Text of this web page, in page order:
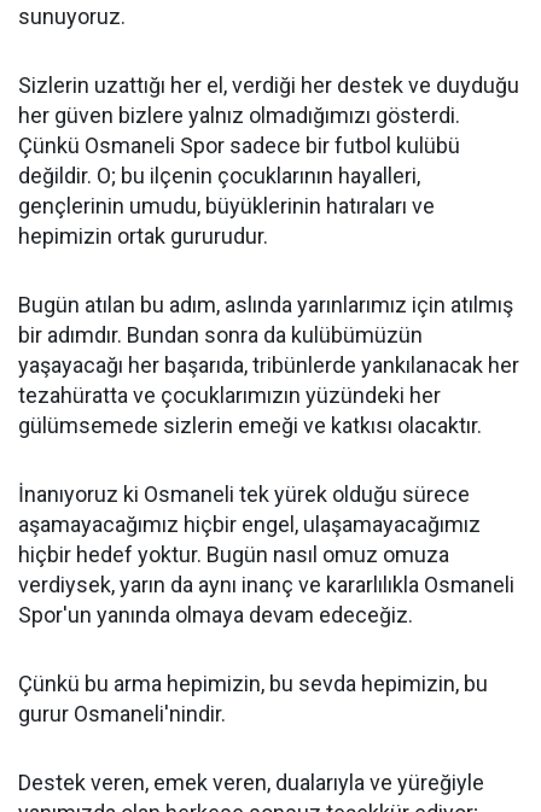
sunuyoruz.
Sizlerin uzattığı her el, verdiği her destek ve duyduğu
her güven bizlere yalnız olmadığımızı gösterdi.
Çünkü Osmaneli Spor sadece bir futbol kulübü
değildir. O; bu ilçenin çocuklarının hayalleri,
gençlerinin umudu, büyüklerinin hatıraları ve
hepimizin ortak gururudur.
Bugün atılan bu adım, aslında yarınlarımız için atılmış
bir adımdır. Bundan sonra da kulübümüzün
yaşayacağı her başarıda, tribünlerde yankılanacak her
tezahüratta ve çocuklarımızın yüzündeki her
gülümsemede sizlerin emeği ve katkısı olacaktır.
İnanıyoruz ki Osmaneli tek yürek olduğu sürece
aşamayacağımız hiçbir engel, ulaşamayacağımız
hiçbir hedef yoktur. Bugün nasıl omuz omuza
verdiysek, yarın da aynı inanç ve kararlılıkla Osmaneli
Spor'un yanında olmaya devam edeceğiz.
Çünkü bu arma hepimizin, bu sevda hepimizin, bu
gurur Osmaneli'nindir.
Destek veren, emek veren, dualarıyla ve yüreğiyle